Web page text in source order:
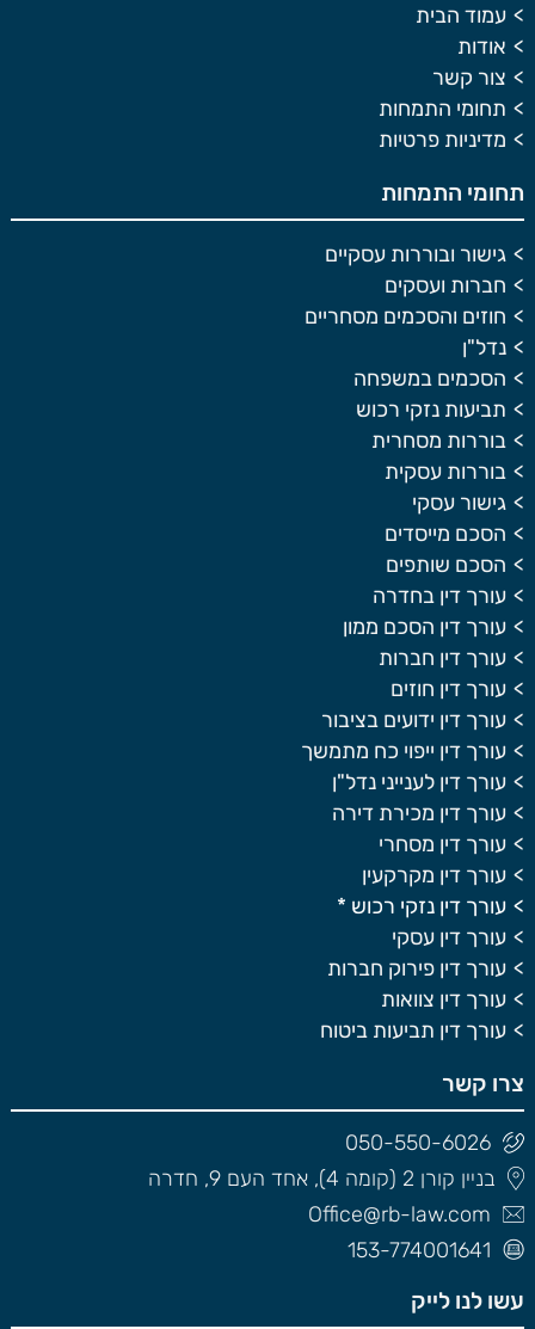
עמוד הבית
אודות
צור קשר
תחומי התמחות
מדיניות פרטיות
תחומי התמחות
גישור ובוררות עסקיים
חברות ועסקים
חוזים והסכמים מסחריים
נדל"ן
הסכמים במשפחה
תביעות נזקי רכוש
בוררות מסחרית
בוררות עסקית
גישור עסקי
הסכם מייסדים
הסכם שותפים
עורך דין בחדרה
עורך דין הסכם ממון
עורך דין חברות
עורך דין חוזים
עורך דין ידועים בציבור
עורך דין ייפוי כח מתמשך
עורך דין לענייני נדל"ן
עורך דין מכירת דירה
עורך דין מסחרי
עורך דין מקרקעין
עורך דין נזקי רכוש *
עורך דין עסקי
עורך דין פירוק חברות
עורך דין צוואות
עורך דין תביעות ביטוח
צרו קשר
050-550-6026
בניין קורן 2 (קומה 4), אחד העם 9, חדרה
Office@rb-law.com
153-774001641
עשו לנו לייק